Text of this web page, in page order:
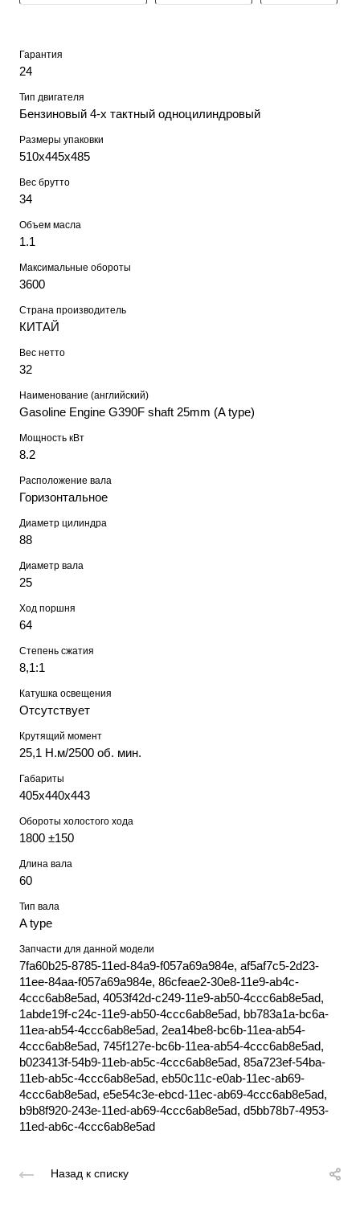
Гарантия
24
Тип двигателя
Бензиновый 4-х тактный одноцилиндровый
Размеры упаковки
510х445х485
Вес брутто
34
Объем масла
1.1
Максимальные обороты
3600
Страна производитель
КИТАЙ
Вес нетто
32
Наименование (английский)
Gasoline Engine G390F shaft 25mm (A type)
Мощность кВт
8.2
Расположение вала
Горизонтальное
Диаметр цилиндра
88
Диаметр вала
25
Ход поршня
64
Степень сжатия
8,1:1
Катушка освещения
Отсутствует
Крутящий момент
25,1 Н.м/2500 об. мин.
Габариты
405х440х443
Обороты холостого хода
1800 ±150
Длина вала
60
Тип вала
A type
Запчасти для данной модели
7fa60b25-8785-11ed-84a9-f057a69a984e, af5af7c5-2d23-
11ee-84aa-f057a69a984e, 86cfeae2-30e8-11e9-ab4c-
4ccc6ab8e5ad, 4053f42d-c249-11e9-ab50-4ccc6ab8e5ad,
1abde19f-c24c-11e9-ab50-4ccc6ab8e5ad, bb783a1a-bc6a-
11ea-ab54-4ccc6ab8e5ad, 2ea14be8-bc6b-11ea-ab54-
4ccc6ab8e5ad, 745f127e-bc6b-11ea-ab54-4ccc6ab8e5ad,
b023413f-54b9-11eb-ab5c-4ccc6ab8e5ad, 85a723ef-54ba-
11eb-ab5c-4ccc6ab8e5ad, eb50c11c-e0ab-11ec-ab69-
4ccc6ab8e5ad, e5e54c3e-ebcd-11ec-ab69-4ccc6ab8e5ad,
b9b8f920-243e-11ed-ab69-4ccc6ab8e5ad, d5bb78b7-4953-
11ed-ab6c-4ccc6ab8e5ad
Назад к списку